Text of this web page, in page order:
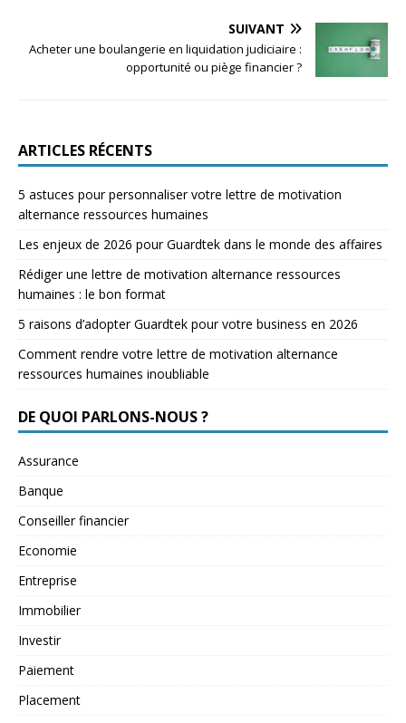
SUIVANT
Acheter une boulangerie en liquidation judiciaire :
opportunité ou piège financier ?
ARTICLES RÉCENTS
5 astuces pour personnaliser votre lettre de motivation
alternance ressources humaines
Les enjeux de 2026 pour Guardtek dans le monde des affaires
Rédiger une lettre de motivation alternance ressources
humaines : le bon format
5 raisons d’adopter Guardtek pour votre business en 2026
Comment rendre votre lettre de motivation alternance
ressources humaines inoubliable
DE QUOI PARLONS-NOUS ?
Assurance
Banque
Conseiller financier
Economie
Entreprise
Immobilier
Investir
Paiement
Placement